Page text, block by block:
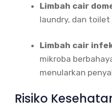
Limbah cair
laundry, dan toilet
Limbah cair
mikroba
menularkan
Risiko